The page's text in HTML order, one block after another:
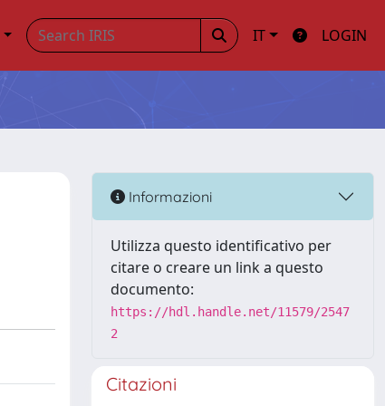
IT LOGIN
Informazioni
Utilizza questo identificativo per
citare o creare un link a questo
documento:
https://hdl.handle.net/11579/2547
2
Citazioni